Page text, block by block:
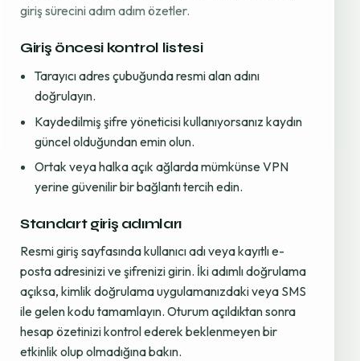
giriş sürecini adım adım özetler.
Giriş öncesi kontrol listesi
Tarayıcı adres çubuğunda resmi alan adını
doğrulayın.
Kaydedilmiş şifre yöneticisi kullanıyorsanız kaydın
güncel olduğundan emin olun.
Ortak veya halka açık ağlarda mümkünse VPN
yerine güvenilir bir bağlantı tercih edin.
Standart giriş adımları
Resmi giriş sayfasında kullanıcı adı veya kayıtlı e-
posta adresinizi ve şifrenizi girin. İki adımlı doğrulama
açıksa, kimlik doğrulama uygulamanızdaki veya SMS
ile gelen kodu tamamlayın. Oturum açıldıktan sonra
hesap özetinizi kontrol ederek beklenmeyen bir
etkinlik olup olmadığına bakın.